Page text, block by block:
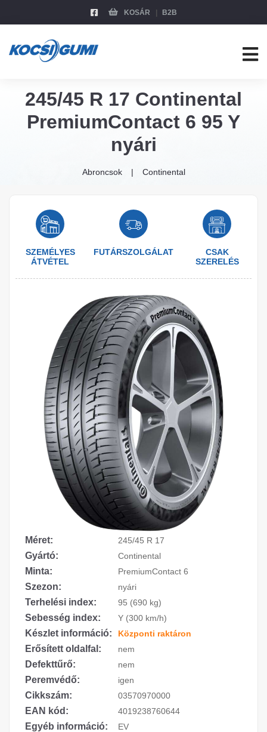
KOSÁR B2B
245/45 R 17 Continental
PremiumContact 6 95 Y
nyári
Abroncsok Continental
SZEMÉLYES
ÁTVÉTEL
FUTÁRSZOLGÁLAT
CSAK
SZERELÉS
Méret: 245/45 R 17
Gyártó: Continental
Minta: PremiumContact 6
Szezon: nyári
Terhelési index: 95 (690 kg)
Sebesség index: Y (300 km/h)
Készlet információ: Központi raktáron
Erősített oldalfal: nem
Defekttűrő: nem
Peremvédő: igen
Cikkszám: 03570970000
EAN kód: 4019238760644
Egyéb információ: EV